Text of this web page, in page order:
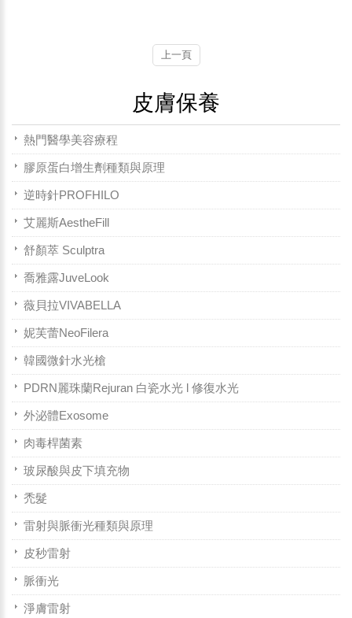
上一頁
皮膚保養
熱門醫學美容療程
膠原蛋白增生劑種類與原理
逆時針PROFHILO
艾麗斯AestheFill
舒顏萃 Sculptra
喬雅露JuveLook
薇貝拉VIVABELLA
妮芙蕾NeoFilera
韓國微針水光槍
PDRN麗珠蘭Rejuran 白瓷水光 l 修復水光
外泌體Exosome
肉毒桿菌素
玻尿酸與皮下填充物
禿髮
雷射與脈衝光種類與原理
皮秒雷射
脈衝光
淨膚雷射